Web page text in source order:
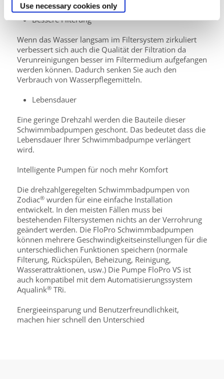
Use necessary cookies only
Bessere Filterung
Wenn das Wasser langsam im Filtersystem zirkuliert
verbessert sich auch die Qualität der Filtration da
Verunreinigungen besser im Filtermedium aufgefangen
werden können. Dadurch senken Sie auch den
Verbrauch von Wasserpflegemitteln.
Lebensdauer
Eine geringe Drehzahl werden die Bauteile dieser
Schwimmbadpumpen geschont. Das bedeutet dass die
Lebensdauer Ihrer Schwimmbadpumpe verlängert
wird.
Intelligente Pumpen für noch mehr Komfort
Die drehzahlgeregelten Schwimmbadpumpen von
Zodiac®wurden für eine einfache Installation
entwickelt. In den meisten Fällen muss bei
bestehenden Filtersystemen nichts an der Verrohrung
geändert werden. Die FloPro Schwimmbadpumpen
können mehrere Geschwindigkeitseinstellungen für die
unterschiedlichen Funktionen speichern (normale
Filterung, Rückspülen, Beheizung, Reinigung,
Wasserattraktionen, usw.) Die Pumpe FloPro VS ist
auch kompatibel mit dem Automatisierungssystem
Aqualink®TRi.
Energieeinsparung und Benutzerfreundlichkeit,
machen hier schnell den Unterschied